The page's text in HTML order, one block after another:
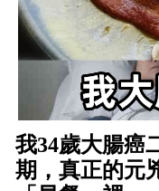
我34歲大腸癌
期，真正的元